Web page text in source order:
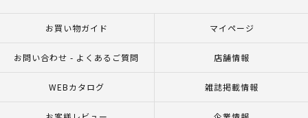
お買い物ガイド マイページ
お問い合わせ - よくあるご質問 店舗情報
WEBカタログ 雑誌掲載情報